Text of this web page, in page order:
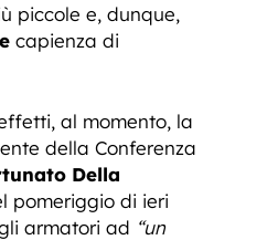
piccole e, dunque,
capienza di
al momento, la
della Conferenza
Della
pomeriggio di ieri
armatori ad “un